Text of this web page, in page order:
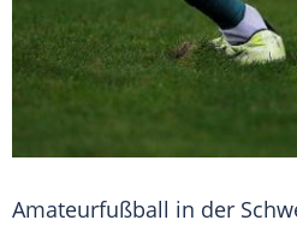
Amateurfußball in der